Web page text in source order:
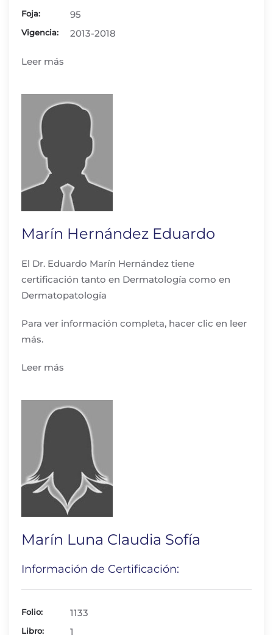
Foja: 95
Vigencia: 2013-2018
Leer más
Marín Hernández Eduardo
El Dr. Eduardo Marín Hernández tiene
certificación tanto en Dermatología como en
Dermatopatología
Para ver información completa, hacer clic en leer
más.
Leer más
Marín Luna Claudia Sofía
Información de Certificación:
Folio: 1133
Libro: 1